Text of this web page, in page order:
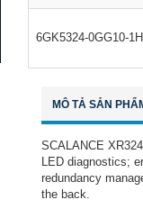
6GK5324-0GG10-
MÔ TẢ SẢN
SCALANCE
LED diagnostics;
redundancy
the back.